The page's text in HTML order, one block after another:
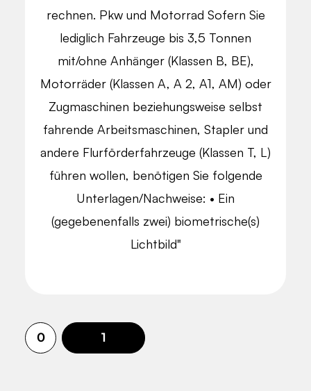
rechnen. Pkw und Motorrad Sofern Sie
lediglich Fahrzeuge bis 3,5 Tonnen
mit/ohne Anhänger (Klassen B, BE),
Motorräder (Klassen A, A 2, A1, AM) oder
Zugmaschinen beziehungsweise selbst
fahrende Arbeitsmaschinen, Stapler und
andere Flurförderfahrzeuge (Klassen T, L)
führen wollen, benötigen Sie folgende
Unterlagen/Nachweise: • Ein
(gegebenenfalls zwei) biometrische(s)
Lichtbild"
0 1